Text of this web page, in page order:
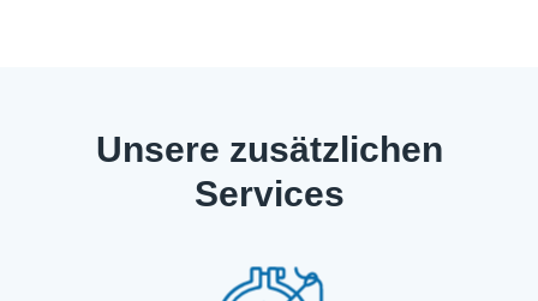
Unsere zusätzlichen
Services